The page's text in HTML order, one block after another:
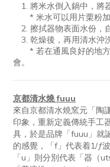
1. 將米水倒入鍋中，將
* 米水可以用片栗粉加
2. 擦拭器物表面水份，
3. 乾燥後，再用清水沖
* 若在通風良好的地方
會。
京都清水燒 fuuu
來自京都清水燒窯元「陶
印象，重新定義傳統手工
具，於是品牌「fuuu」就
的感覺，「f」代表着1/ƒ
「u」則分別代表「器（